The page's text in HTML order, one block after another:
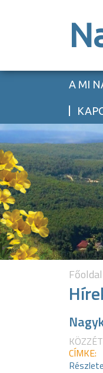
A MI
Főoldal
CÍMKE: